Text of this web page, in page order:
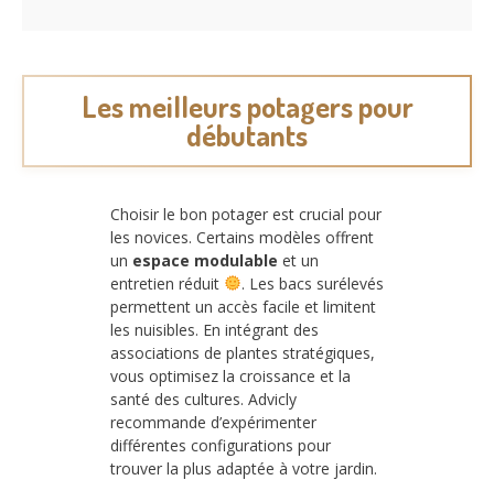
Les meilleurs potagers pour
débutants
Choisir le bon potager est crucial pour
les novices. Certains modèles offrent
un espace modulable et un
entretien réduit
. Les bacs surélevés
permettent un accès facile et limitent
les nuisibles. En intégrant des
associations de plantes stratégiques,
vous optimisez la croissance et la
santé des cultures. Advicly
recommande d’expérimenter
différentes configurations pour
trouver la plus adaptée à votre jardin.